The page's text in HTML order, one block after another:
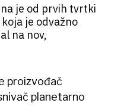
je od prvih tvrtki
je odvažno
na nov,
proizvođač
planetarno